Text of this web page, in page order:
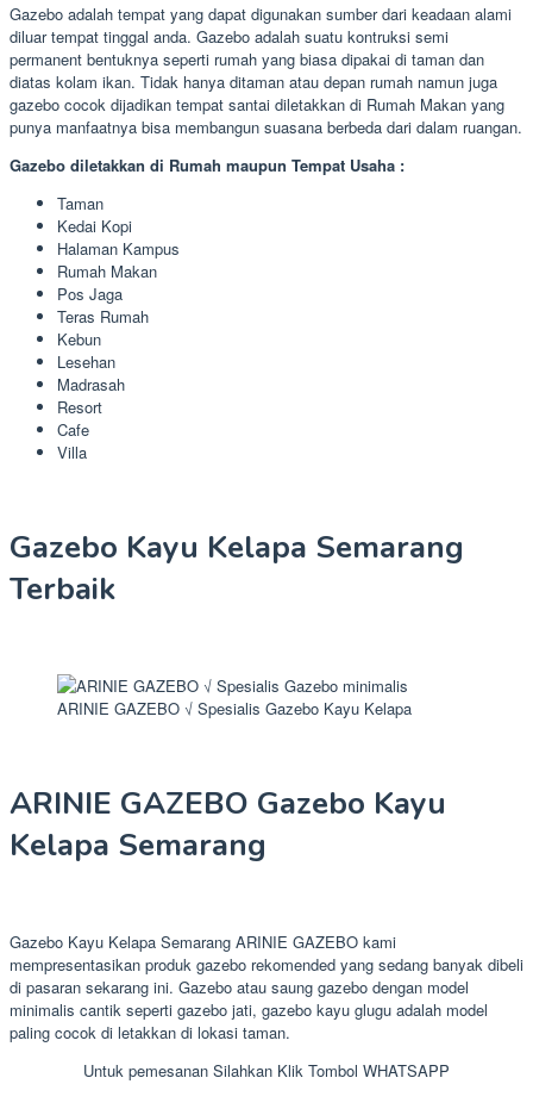
Gazebo adalah tempat yang dapat digunakan sumber dari keadaan alami
diluar tempat tinggal anda. Gazebo adalah suatu kontruksi semi
permanent bentuknya seperti rumah yang biasa dipakai di taman dan
diatas kolam ikan. Tidak hanya ditaman atau depan rumah namun juga
gazebo cocok dijadikan tempat santai diletakkan di Rumah Makan yang
punya manfaatnya bisa membangun suasana berbeda dari dalam ruangan.
Gazebo diletakkan di Rumah maupun Tempat Usaha :
Taman
Kedai Kopi
Halaman Kampus
Rumah Makan
Pos Jaga
Teras Rumah
Kebun
Lesehan
Madrasah
Resort
Cafe
Villa
Gazebo Kayu Kelapa Semarang
Terbaik
ARINIE GAZEBO √ Spesialis Gazebo Kayu Kelapa
ARINIE GAZEBO Gazebo Kayu
Kelapa Semarang
Gazebo Kayu Kelapa Semarang ARINIE GAZEBO kami
mempresentasikan produk gazebo rekomended yang sedang banyak dibeli
di pasaran sekarang ini. Gazebo atau saung gazebo dengan model
minimalis cantik seperti gazebo jati, gazebo kayu glugu adalah model
paling cocok di letakkan di lokasi taman.
Untuk pemesanan Silahkan Klik Tombol WHATSAPP